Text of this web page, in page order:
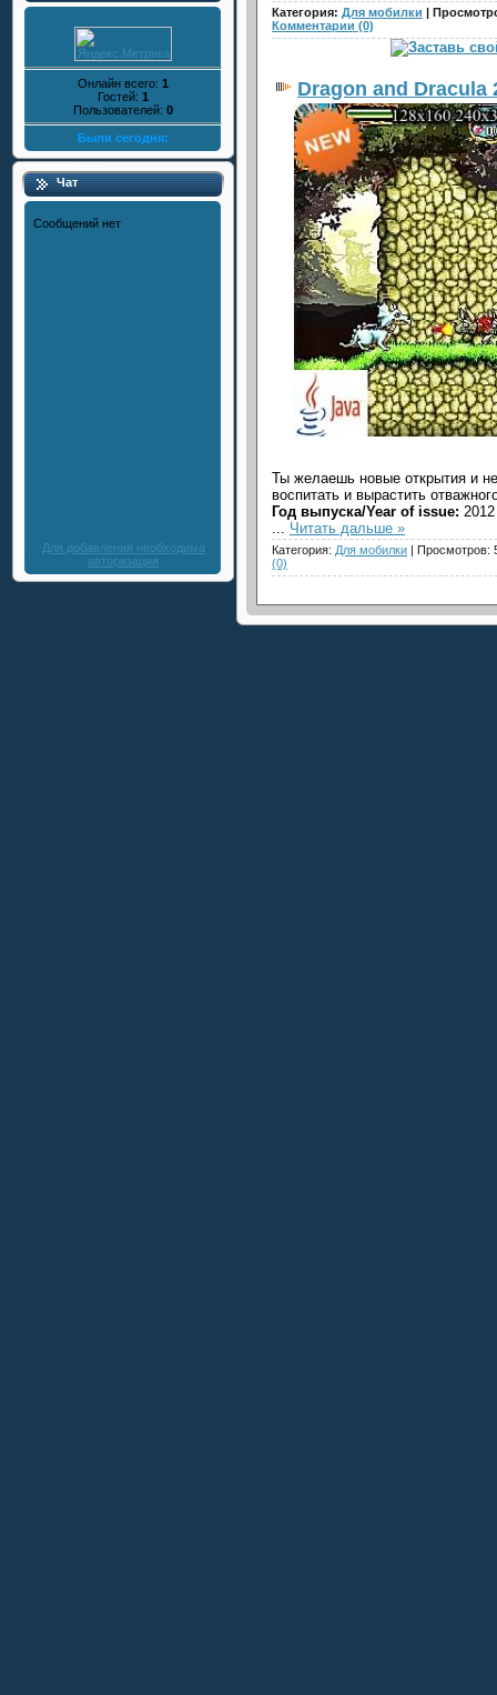
Онлайн всего: 1
Гостей: 1
Пользователей: 0
Были сегодня:
Чат
Для добавления необходима
авторизация
Категория: Для мобилки |
Комментарии (0)
Dragon and Dracula
Ты желаешь новые открытия и
воспитать и вырастить
Год выпуска/Year of issue: 2012
Читать дальше »
Категория: Для мобилки | Просмотров:
(0)